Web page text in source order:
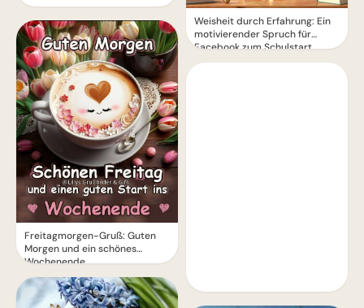
Freitagmorgen-Gruß: Guten
Morgen und ein schönes
Wochenende
Weisheit durch Erfahrung: Ein
motivierender Spruch für
Facebook zum Schulstart.